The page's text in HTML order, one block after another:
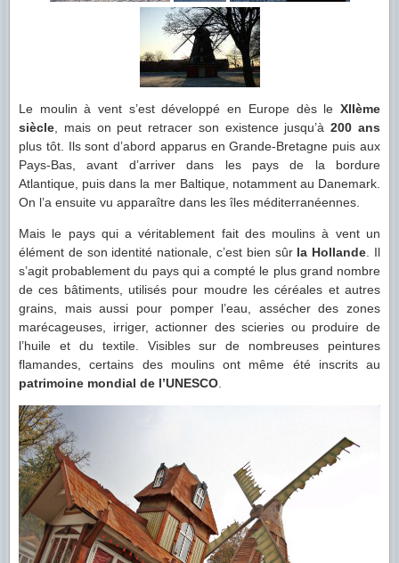
Le moulin à vent s’est développé en Europe dès le XIIème
siècle , mais on peut retracer son existence jusqu’à200 ans
plus tôt. Ils sont d’abord apparus en Grande-Bretagne puis aux
Pays-Bas, avant d’arriver dans les pays de la bordure
Atlantique, puis dans la mer Baltique, notamment au Danemark.
On l’a ensuite vu apparaître dans les îles méditerranéennes.
Mais le pays qui a véritablement fait des moulins à vent un
élément de son identité nationale, c’est bien sûr la Hollande . Il
s’agit probablement du pays qui a compté le plus grand nombre
de ces bâtiments, utilisés pour moudre les céréales et autres
grains, mais aussi pour pomper l’eau, assécher des zones
marécageuses, irriger, actionner des scieries ou produire de
l’huile et du textile. Visibles sur de nombreuses peintures
flamandes, certains des moulins ont même été inscrits au
patrimoine mondial de l’UNESCO